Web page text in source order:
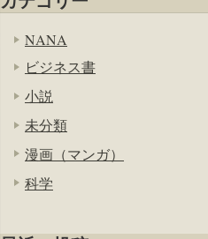
NANA
ビジネス書
小説
未分類
漫画（マンガ）
科学